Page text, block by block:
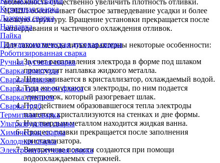
Кузнечная сварка
Лазерная сварка
Наплавка
Пайка
Полуавтоматическая дуговая сварка
Роботизированная сварка
Ручная дуговая сварка
Сварка арматуры
Сварка взрывом
Сварка под слоем флюса
Сварка трением
Сварка труб
Термитная сварка
Ультразвуковая сварка
Химическая сварка
Холодная сварка
Электронно-лучевая сварка
ЦЭШЛ обеспечивает быстрое затвердевание усадки и более
мелкую структуру. Вращение установки прекращается после
затвердевания и частичного охлаждения отливок.
Для такого метода литья характерны некоторые особенности:
За счет расплавления электрода в форме под шлаком
происходит наплавка жидкого металла.
Шлак заливается в кристаллизатор, охлаждаемый водой.
Туда же опускаются электроды, по ним подается
электроток, который разогревает шлак.
Под действием образовавшегося тепла электроды
плавятся, кристаллизуются на стенках и дне формы.
Над твердым металлом находится жидкая ванна.
Процесс плавки прекращается после заполнения
кристаллизатора.
Внутренние полости создаются при помощи
водоохлаждаемых стержней.